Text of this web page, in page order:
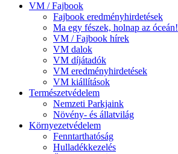
VM / Fajbook
Fajbook eredményhirdetések
Ma egy fészek, holnap az óceán!
VM / Fajbook hírek
VM dalok
VM díjátadók
VM eredményhirdetések
VM kiállítások
Természetvédelem
Nemzeti Parkjaink
Növény- és állatvilág
Környezetvédelem
Fenntarthatóság
Hulladékkezelés